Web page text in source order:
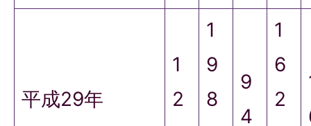
平成29年
1
2
1
9
8
9
4
1
6
2